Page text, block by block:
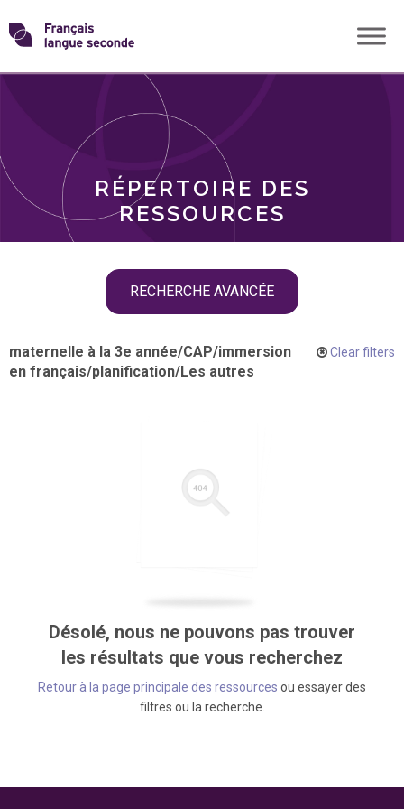
Skip
toTransformons
langue
RÉPERTOIRE DES
RESSOURCES
RECHERCHE AVANCÉE
THÈMES
maternelle à la 3e année/CAP/immersion
en français/planification/Les autres
Clear filters
Désolé, nous ne pouvons pas trouver
les résultats que vous recherchez
Retour à la page principale des ressources ou essayer des
filtres ou la recherche.